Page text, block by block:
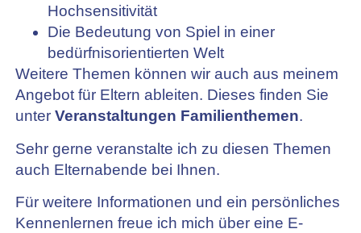
Hochsensitivität
Die Bedeutung von Spiel in einer
bedürfnisorientierten Welt
Weitere Themen können wir auch aus meinem
Angebot für Eltern ableiten. Dieses finden Sie
unterVeranstaltungen Familienthemen.
Sehr gerne veranstalte ich zu diesen Themen
auch Elternabende bei Ihnen.
Für weitere Informationen und ein persönliches
Kennenlernen freue ich mich über eine E-